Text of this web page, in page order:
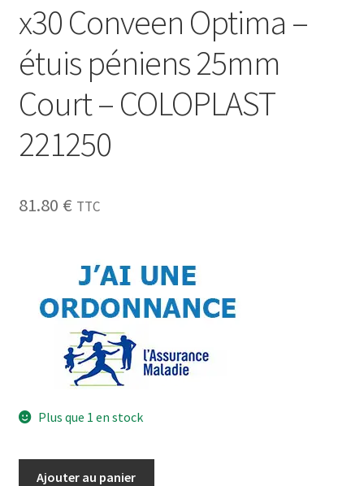
x30 Conveen Optima –
étuis péniens 25mm
Court – COLOPLAST
221250
81.80 € TTC
Plus que 1 en stock
Ajouter au panier